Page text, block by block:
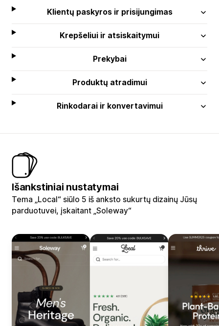
Klientų paskyros ir prisijungimas
Krepšeliui ir atsiskaitymui
Prekybai
Produktų atradimui
Rinkodarai ir konvertavimui
Išankstiniai nustatymai
Tema „Local“ siūlo 5 iš anksto sukurtų dizainų Jūsų
parduotuvei, įskaitant „Soleway“